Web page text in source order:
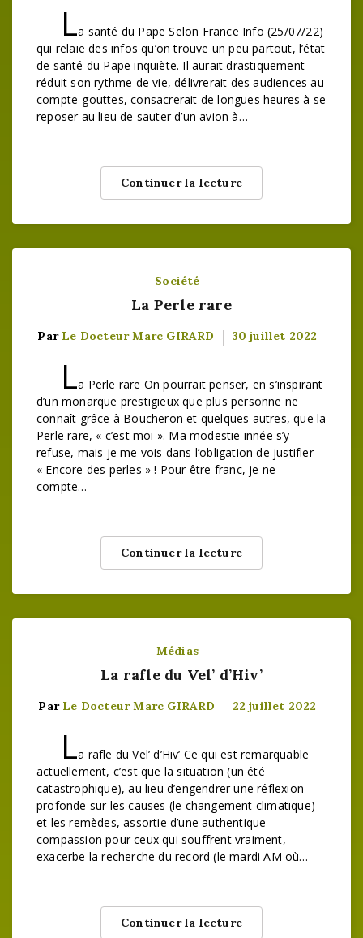
La santé du Pape Selon France Info (25/07/22)
qui relaie des infos qu’on trouve un peu partout, l’état
de santé du Pape inquiète. Il aurait drastiquement
réduit son rythme de vie, délivrerait des audiences au
compte-gouttes, consacrerait de longues heures à se
reposer au lieu de sauter d’un avion à…
Continuer la lecture
Société
La Perle rare
Par Le Docteur Marc GIRARD 30 juillet 2022
La Perle rare On pourrait penser, en s’inspirant
d’un monarque prestigieux que plus personne ne
connaît grâce à Boucheron et quelques autres, que la
Perle rare, « c’est moi ». Ma modestie innée s’y
refuse, mais je me vois dans l’obligation de justifier
« Encore des perles » ! Pour être franc, je ne
compte…
Continuer la lecture
Médias
La rafle du Vel’ d’Hiv’
Par Le Docteur Marc GIRARD 22 juillet 2022
La rafle du Vel’ d’Hiv’ Ce qui est remarquable
actuellement, c’est que la situation (un été
catastrophique), au lieu d’engendrer une réflexion
profonde sur les causes (le changement climatique)
et les remèdes, assortie d’une authentique
compassion pour ceux qui souffrent vraiment,
exacerbe la recherche du record (le mardi AM où…
Continuer la lecture